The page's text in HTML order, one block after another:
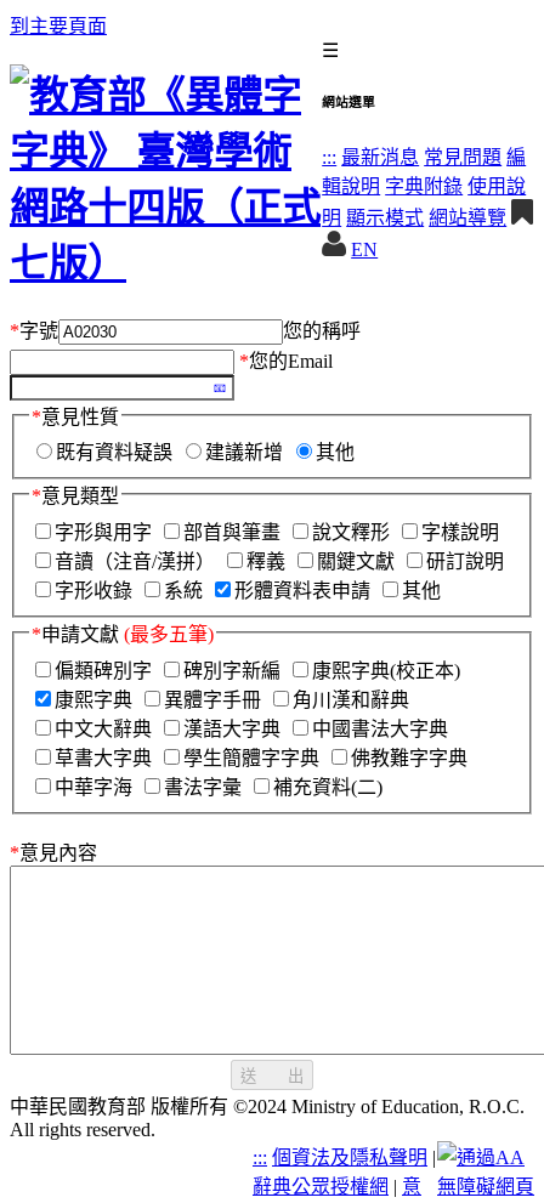
到主要頁面
☰
網站選單
::: 最新消息 常見問題 編
輯說明 字典附錄 使用說
明 顯示模式 網站導覽
EN
*字號
您的稱呼
*您的Email
*意見性質
既有資料疑誤
建議新增 其他
*意見類型
字形與用字
部首與筆畫 說文釋形
字樣說明
音讀（注音/漢拼）
釋義 關鍵文獻
研訂說明
字形收錄
系統 形體資料表申請 其他
*申請文獻 (最多五筆)
偏類碑別字
碑別字新編
康熙字典(校正本)
康熙字典
異體字手冊
角川漢和辭典
中文大辭典
漢語大字典
中國書法大字典
草書大字典
學生簡體字字典
佛教難字字典
中華字海
書法字彙 補充資料(二)
*意見內容
送 出
中華民國教育部 版權所有 ©2024 Ministry of Education, R.O.C.
All rights reserved.
::: 個資法及隱私聲明 |
辭典公眾授權網 | 意